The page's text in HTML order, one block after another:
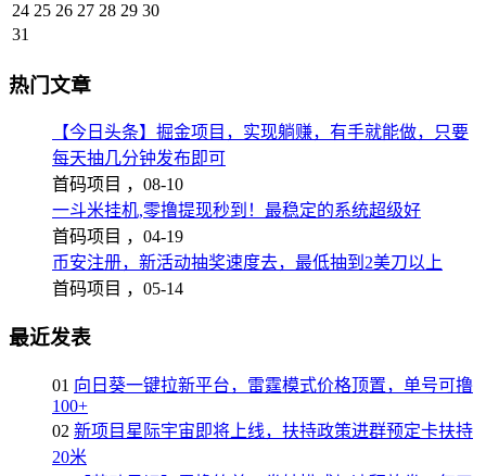
24 25 26 27 28 29 30
31
热门文章
【今日头条】掘金项目，实现躺赚，有手就能做，只要
每天抽几分钟发布即可
首码项目 ， 08-10
一斗米挂机,零撸提现秒到！最稳定的系统超级好
首码项目 ， 04-19
币安注册，新活动抽奖速度去，最低抽到2美刀以上
首码项目 ， 05-14
最近发表
01 向日葵一键拉新平台，雷霆模式价格顶置，单号可撸
100+
02 新项目星际宇宙即将上线，扶持政策进群预定卡扶持
20米